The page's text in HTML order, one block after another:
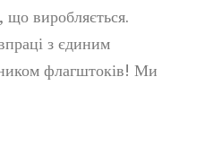
що виробляється.
з єдиним
флагштоків! Ми